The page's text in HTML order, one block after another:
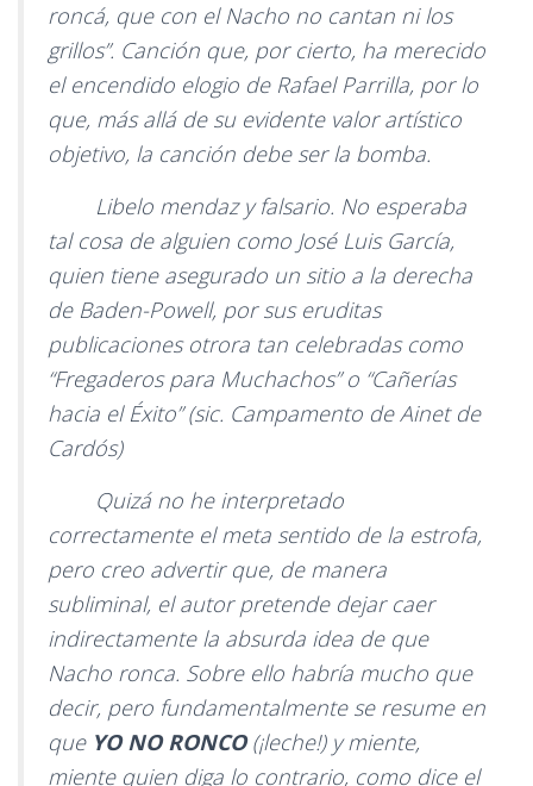
roncá, que con el Nacho no cantan ni los
grillos”. Canción que, por cierto, ha merecido
el encendido elogio de Rafael Parrilla, por lo
que, más allá de su evidente valor artístico
objetivo, la canción debe ser la bomba.
Libelo mendaz y falsario. No esperaba
tal cosa de alguien como José Luis García,
quien tiene asegurado un sitio a la derecha
de Baden-Powell, por sus eruditas
publicaciones otrora tan celebradas como
“Fregaderos para Muchachos” o “Cañerías
hacia el Éxito” (sic. Campamento de Ainet de
Cardós)
Quizá no he interpretado
correctamente el meta sentido de la estrofa,
pero creo advertir que, de manera
subliminal, el autor pretende dejar caer
indirectamente la absurda idea de que
Nacho ronca. Sobre ello habría mucho que
decir, pero fundamentalmente se resume en
que YO NO RONCO(¡leche!) y miente,
miente quien diga lo contrario, como dice el